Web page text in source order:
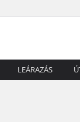
LEÁRAZÁS